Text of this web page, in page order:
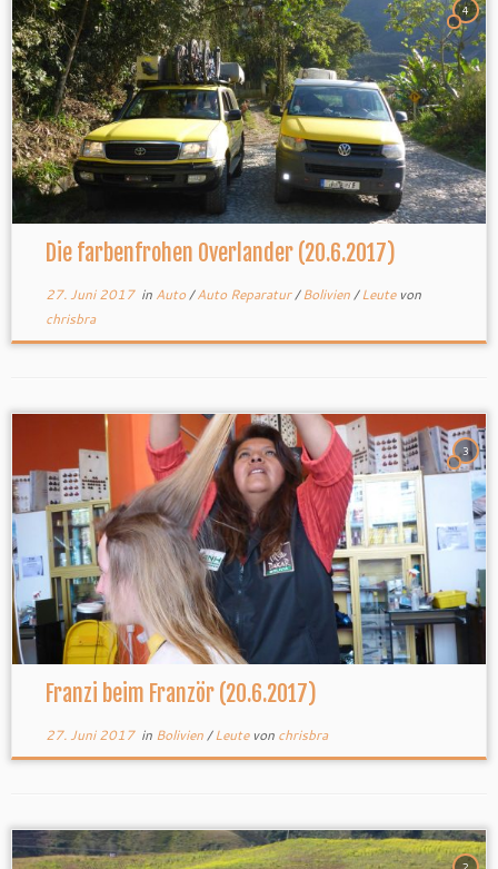
4
Die farbenfrohen Overlander (20.6.2017)
27. Juni 2017in Auto/Auto Reparatur/Bolivien/Leute von
chrisbra
3
Franzi beim Franzör (20.6.2017)
27. Juni 2017in Bolivien/Leute von chrisbra